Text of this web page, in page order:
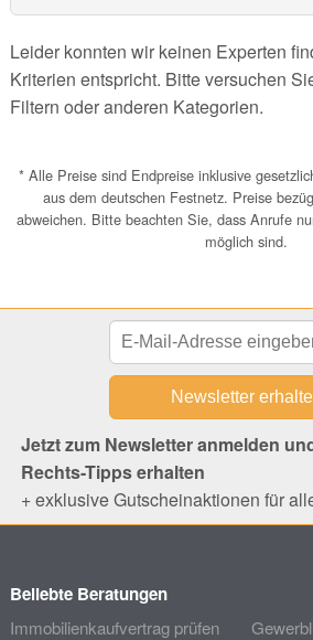
Leider konnten wir keinen Experten
Kriterien entspricht. Bitte versuchen
Filtern oder anderen Kategorien.
* Alle Preise sind Endpreise inklusive
aus dem deutschen Festnetz. Preise
abweichen. Bitte beachten Sie, dass Anrufe
möglich sind.
Jetzt zum Newsletter anmelden
Rechts-Tipps erhalten
+ exklusive Gutscheinaktionen für
Beliebte Beratungen
Immobilienkaufvertrag prüfen